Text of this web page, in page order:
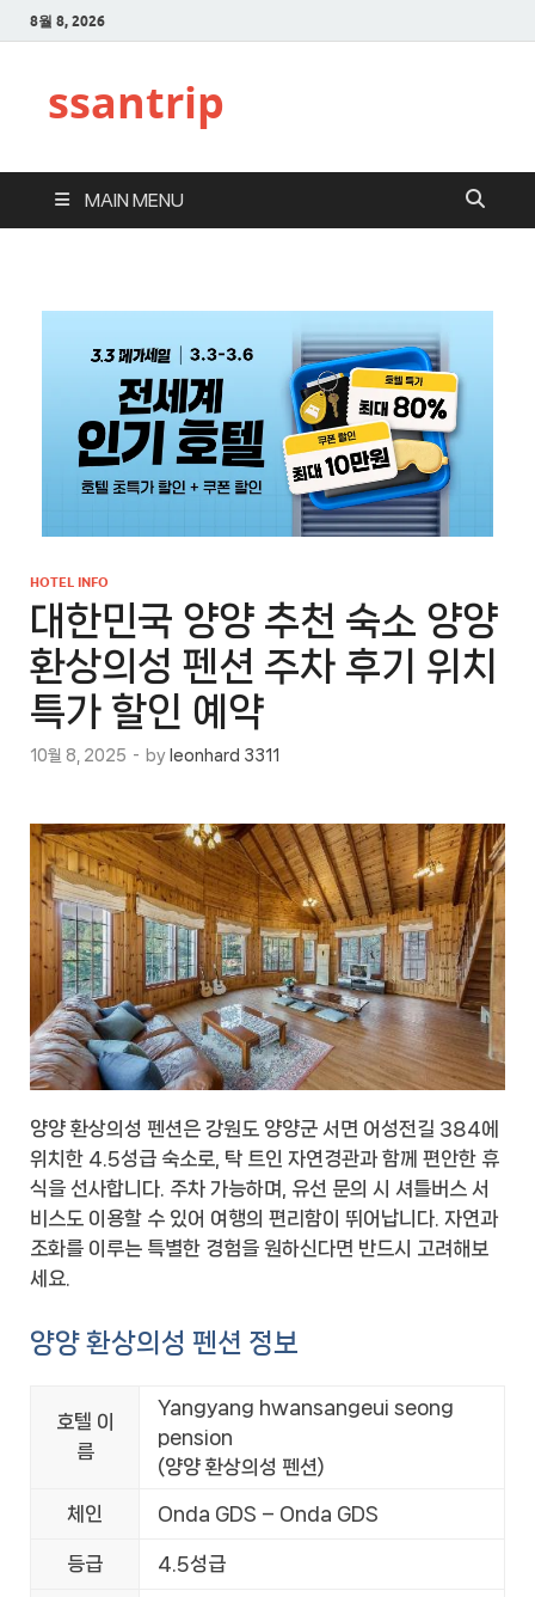
8월 8, 2026
ssantrip
MAIN MENU
HOTEL INFO
대한민국 양양 추천 숙소 양양
환상의성 펜션 주차 후기 위치
특가 할인 예약
10월 8, 2025 - by leonhard 3311
양양 환상의성 펜션은 강원도 양양군 서면 어성전길 384에
위치한 4.5성급 숙소로, 탁 트인 자연경관과 함께 편안한 휴
식을 선사합니다. 주차 가능하며, 유선 문의 시 셔틀버스 서
비스도 이용할 수 있어 여행의 편리함이 뛰어납니다. 자연과
조화를 이루는 특별한 경험을 원하신다면 반드시 고려해보
세요.
양양 환상의성 펜션 정보
호텔 이
름
Yangyang hwansangeui seong
pension
(양양 환상의성 펜션)
체인 Onda GDS – Onda GDS
등급 4.5성급